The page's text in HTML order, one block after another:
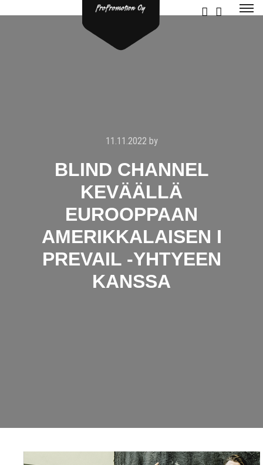
11.11.2022 by
BLIND CHANNEL
KEVÄÄLLÄ
EUROOPPAAN
AMERIKKALAISEN I
PREVAIL -YHTYEEN
KANSSA